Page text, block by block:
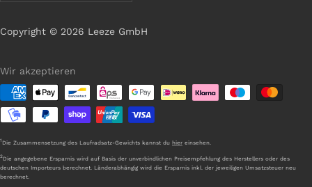
Copyright © 2026 Leeze GmbH
Wir akzeptieren
1 Die Zusammensetzung des Laufradsatz-Gewichts kannst du hier einsehen.
2Die angegebene Ersparnis wird auf Basis der unverbindlichen Preisempfehlung des Herstellers oder des
deutschen Importeurs berechnet. Länderabhängig wird die Ersparnis inkl. der jeweiligen Umsatzsteuer neu
berechnet.